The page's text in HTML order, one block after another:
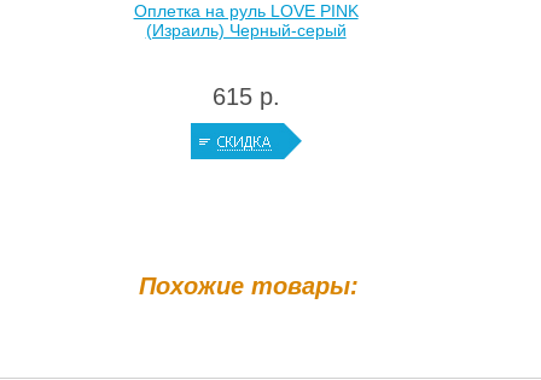
Похожие товары:
Оплетка на руль LOVE PINK
(Израиль) Черный-серый
615 р.